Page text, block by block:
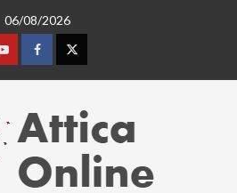
06/08/2026
YoutubeFacebookTwitter